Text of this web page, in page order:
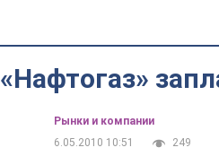
«Нафтогаз»
Рынки и компании
6.05.2010 10:51
249